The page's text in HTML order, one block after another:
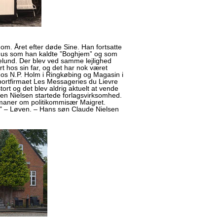
Året efter døde Sine. Han fortsatte
som han kaldte ”Boghjem” og som
Der blev ved samme lejlighed
hos sin far, og det har nok været
N.P. Holm i Ringkøbing og Magasin i
Les Messageries du Lievre
og det blev aldrig aktuelt at vende
Nielsen startede forlagsvirksomhed.
om politikommisær Maigret.
Løven. – Hans søn Claude Nielsen